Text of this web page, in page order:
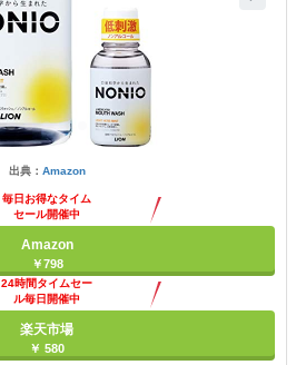
出典： Amazon
毎日お得なタイム
セール開催中
Amazon
￥798
24時間タイムセー
ル毎日開催中
楽天市場
￥ 580